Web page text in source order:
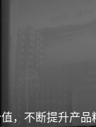
，不断提升产